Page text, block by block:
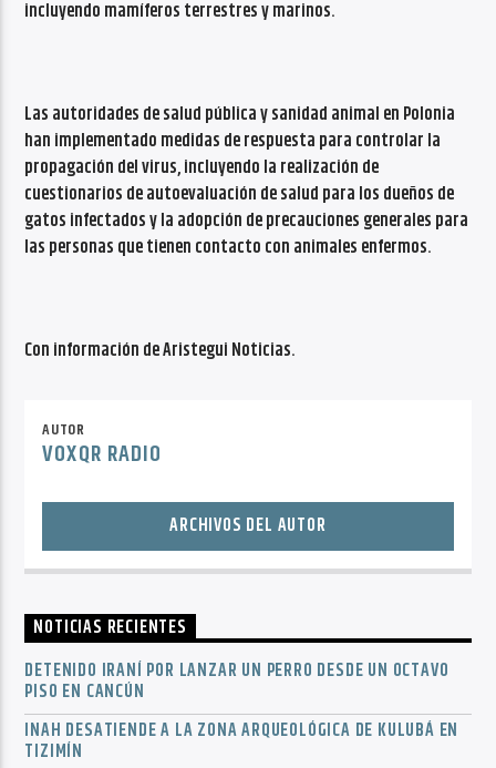
incluyendo mamíferos terrestres y marinos.
Las autoridades de salud pública y sanidad animal en Polonia
han implementado medidas de respuesta para controlar la
propagación del virus, incluyendo la realización de
cuestionarios de autoevaluación de salud para los dueños de
gatos infectados y la adopción de precauciones generales para
las personas que tienen contacto con animales enfermos.
Con información de Aristegui Noticias.
AUTOR
VOXQR RADIO
ARCHIVOS DEL AUTOR
NOTICIAS RECIENTES
DETENIDO IRANÍ POR LANZAR UN PERRO DESDE UN OCTAVO
PISO EN CANCÚN
INAH DESATIENDE A LA ZONA ARQUEOLÓGICA DE KULUBÁ EN
TIZIMÍN